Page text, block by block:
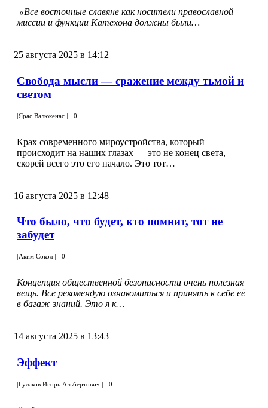
«Все восточные славяне как носители православной
миссии и функции Катехона должны были…
25 августа 2025 в 14:12
Свобода мысли — сражение между тьмой и
светом
|Ярас Валюкенас | | 0
Крах современного мироустройства, который
происходит на наших глазах — это не конец света,
скорей всего это его начало. Это тот…
16 августа 2025 в 12:48
Что было, что будет, кто помнит, тот не
забудет
|Аким Сокол | | 0
Концепция общественной безопасности очень полезная
вещь. Все рекомендую ознакомиться и принять к себе её
в багаж знаний. Это я к…
14 августа 2025 в 13:43
Эффект
|Гулаков Игорь Альбертович | | 0